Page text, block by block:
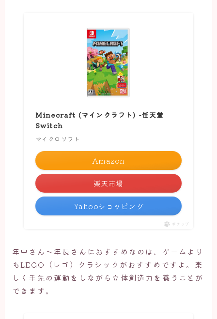
Minecraft (マインクラフト) -任天堂
Switch
マイクロソフト
Amazon
楽天市場
Yahooショッピング
ポチップ
年中さん～年長さんにおすすめなのは、ゲームより
もLEGO（レゴ）クラシックがおすすめですよ。楽
しく手先の運動をしながら立体創造力を養うことが
できます。